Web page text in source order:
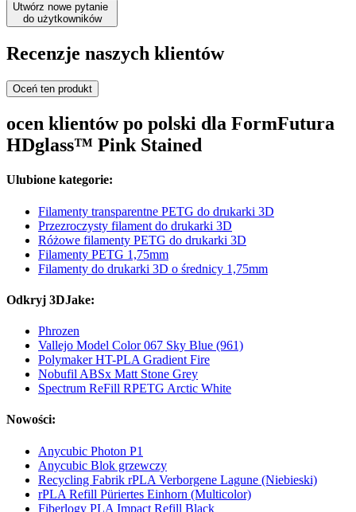
Utwórz nowe pytanie
do użytkowników
Recenzje naszych klientów
Oceń ten produkt
ocen klientów po polski dla FormFutura
HDglass™ Pink Stained
Ulubione kategorie:
Filamenty transparentne PETG do drukarki 3D
Przezroczysty filament do drukarki 3D
Różowe filamenty PETG do drukarki 3D
Filamenty PETG 1,75mm
Filamenty do drukarki 3D o średnicy 1,75mm
Odkryj 3DJake:
Phrozen
Vallejo Model Color 067 Sky Blue (961)
Polymaker HT-PLA Gradient Fire
Nobufil ABSx Matt Stone Grey
Spectrum ReFill RPETG Arctic White
Nowości:
Anycubic Photon P1
Anycubic Blok grzewczy
Recycling Fabrik rPLA Verborgene Lagune (Niebieski)
rPLA Refill Püriertes Einhorn (Multicolor)
Fiberlogy PLA Impact Refill Black